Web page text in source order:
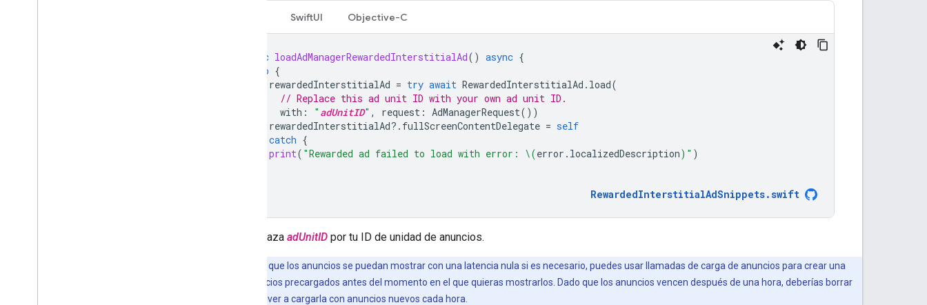
SwiftUI Objective-C
func loadAdManagerRewardedInterstitialAd() async {
do {
rewardedInterstitialAd = try await RewardedInterstitialAd . load(
// Replace this ad unit ID with your own ad unit ID.
with : " adUnitID" , request : AdManagerRequest())
rewardedInterstitialAd?. fullScreenContentDelegate = self
catch {
print( "Rewarded ad failed to load with error: \(error . localizedDescription) " )
RewardedInterstitialAdSnippets.swift
Reemplaza adUnitID por tu ID de unidad de anuncios.
Para que los anuncios se puedan mostrar con una latencia nula si es necesario, puedes usar llamadas de carga de anuncios para crear una
caché de anuncios precargados antes del momento en el que quieras mostrarlos. Dado que los anuncios vencen después de una hora, deberías borrar
esa caché y volver a cargarla con anuncios nuevos cada hora.